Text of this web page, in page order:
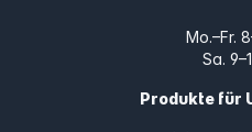
Mo.–Fr.
Sa.
Produkte für